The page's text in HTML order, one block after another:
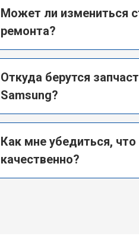
Может ли измениться
ремонта?
Откуда берутся
Samsung?
Как мне убедиться,
качественно?